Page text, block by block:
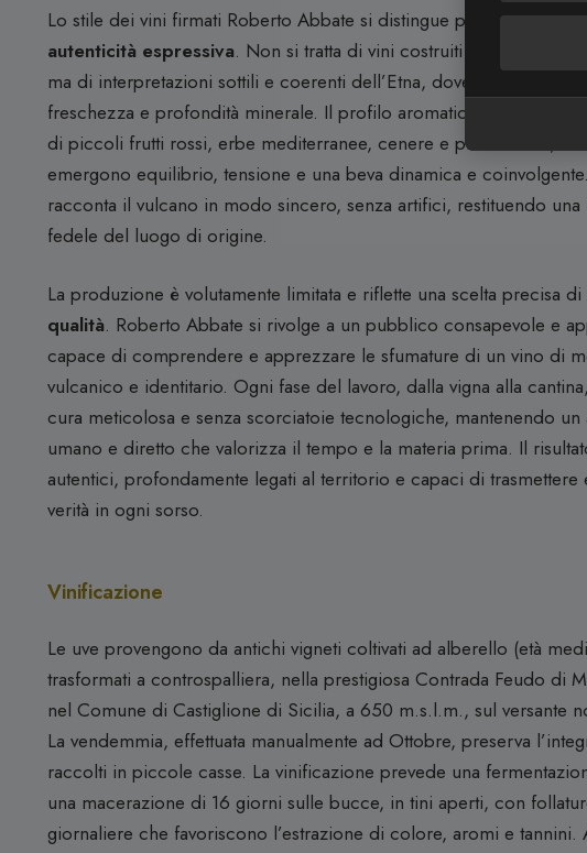
Lo stile dei vini firmati Roberto Abbate si distingue per
eleganza,
autenticità espressiva. Non si tratta di vini costruiti sulla potenza
ma di interpretazioni sottili e coerenti dell’Etna, dove prevalgono
freschezza e profondità minerale. Il profilo aromatico è raffinato,
di piccoli frutti rossi, erbe mediterranee, cenere e pietra lavica,
emergono equilibrio, tensione e una beva dinamica e
racconta il vulcano in modo sincero, senza artifici, restituendo una
fedele del luogo di origine.
La produzione è volutamente limitata e riflette una scelta precisa di
qualità. Roberto Abbate si rivolge a un pubblico consapevole e
capace di comprendere e apprezzare le sfumature di un vino di
vulcanico e identitario. Ogni fase del lavoro, dalla vigna alla
cura meticolosa e senza scorciatoie tecnologiche, mantenendo
umano e diretto che valorizza il tempo e la materia prima. Il
autentici, profondamente legati al territorio e capaci di trasmettere
verità in ogni sorso.
Vinificazione
Le uve provengono da antichi vigneti coltivati ad alberello (età
trasformati a controspalliera, nella prestigiosa Contrada Feudo di
nel Comune di Castiglione di Sicilia, a 650 m.s.l.m., sul versante
La vendemmia, effettuata manualmente ad Ottobre, preserva
raccolti in piccole casse. La vinificazione prevede una
una macerazione di 16 giorni sulle bucce, in tini aperti, con
giornaliere che favoriscono l’estrazione di colore, aromi e tannini.